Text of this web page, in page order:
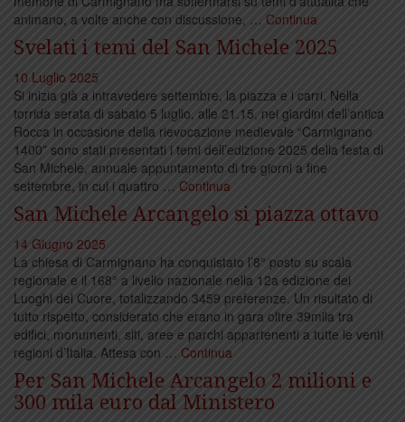
animano, a volte anche con discussione, … Continua
Svelati i temi del San Michele 2025
10 Luglio 2025
Si inizia già a intravedere settembre, la piazza e i carri. Nella
torrida serata di sabato 5 luglio, alle 21.15, nei giardini dell’antica
Rocca in occasione della rievocazione medievale “Carmignano
1400” sono stati presentati i temi dell’edizione 2025 della festa di
San Michele, annuale appuntamento di tre giorni a fine
settembre, in cui i quattro … Continua
San Michele Arcangelo si piazza ottavo
14 Giugno 2025
La chiesa di Carmignano ha conquistato l’8° posto su scala
regionale e il 168° a livello nazionale nella 12a edizione dei
Luoghi del Cuore, totalizzando 3459 preferenze. Un risultato di
tutto rispetto, considerato che erano in gara oltre 39mila tra
edifici, monumenti, siti, aree e parchi appartenenti a tutte le venti
regioni d’Italia. Attesa con … Continua
Per San Michele Arcangelo 2 milioni e
300 mila euro dal Ministero